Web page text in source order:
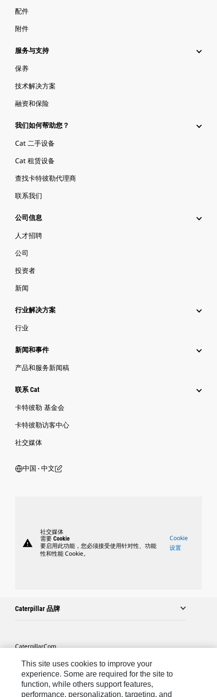
配件
附件
服务与支持
保养
技术解决方案
融资和保险
我们如何帮助您？
Cat 二手设备
Cat 租赁设备
查找卡特彼勒代理商
联系我们
公司信息
人才招聘
公司
投资者
新闻
行业解决方案
行业
新闻和事件
产品和服务新闻稿
联系 Cat
卡特彼勒 基金会
卡特彼勒访客中心
社交媒体
中国 ‧ 中文
warning
社交媒体
需要 Cookie
要启用此功能，您必须接受使用针对性、功能
性和性能 Cookie。
Cookie
设置
Caterpillar 品牌
Caterpillar.com
联系 Caterpillar
站点地图
Cookie Settings
This site uses cookies to improve your
experience. Some are required for the site to
function, while others support features,
performance, personalization, targeting, and